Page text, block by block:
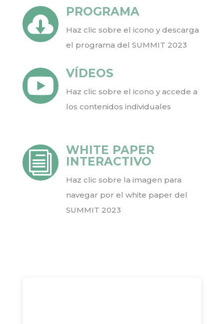
 PROGRAMA
Haz clic sobre el icono y descarga
el programa del SUMMIT 2023
 VÍDEOS
Haz clic sobre el icono y accede a
los contenidos individuales
i
WHITE PAPER
INTERACTIVO
Haz clic sobre la imagen para
navegar por el white paper del
SUMMIT 2023